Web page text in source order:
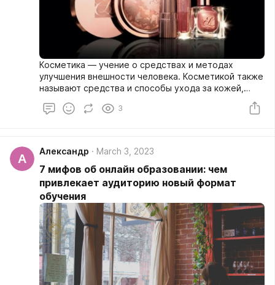
Косметика — учение о средствах и методах
улучшения внешности человека. Косметикой также
называют средства и способы ухода за кожей,
применяемые с целью улучшения внешности
3
А
Александр March 3, 2023
7 мифов об онлайн образовании: чем
привлекает аудиторию новый формат
обучения